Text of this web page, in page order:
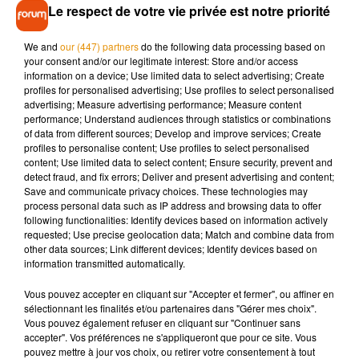
attire l’attention : elle souhaite partager ce moment avec son
fils Jayden, aujourd’hui âgé de 19 ans, qu’elle décrit comme
« une immense star ».
Cet élément est masqué compte-tenu du refus du
dépôt de cookies que vous avez exprimé. Si vous
souhaitez l'afficher, merci de nous donner votre accord
en cliquant sur le bouton ci-dessous.
Afficher l'élément
Ce projet n’a rien d’une tournée classique. Leretour de
performance intimiste, assise, accompagnée d’un piano, loin
des shows spectaculaires qui ont fait sa renommée. Une
manière différente, plus personnelle, d’envisager la scène.
Le respect de votre vie privée est notre priorité
We and our (447) partnersdo the following data processing based on
your consent and/or our legitimate interest: Store and/or access
information on a device; Use limited data to select advertising; Create
profiles for personalised advertising; Use profiles to select personalised
advertising; Measure advertising performance; Measure content
performance; Understand audiences through statistics or combinations
of data from different sources; Develop and improve services; Create
profiles to personalise content; Use profiles to select personalised
content; Use limited data to select content; Ensure security, prevent and
detect fraud, and fix errors; Deliver and present advertising and content;
Save and communicate privacy choices. These technologies may
process personal data such as IP address and browsing data to offer
following functionalities: Identify devices based on information actively
requested; Use precise geolocation data; Match and combine data from
other data sources; Link different devices; Identify devices based on
information transmitted automatically.
Vous pouvez accepter en cliquant sur "Accepter et fermer", ou affiner en
sélectionnant les finalités et/ou partenaires dans "Gérer mes choix".
Vous pouvez également refuser en cliquant sur "Continuer sans
accepter". Vos préférences ne s'appliqueront que pour ce site. Vous
pouvez mettre à jour vos choix, ou retirer votre consentement à tout